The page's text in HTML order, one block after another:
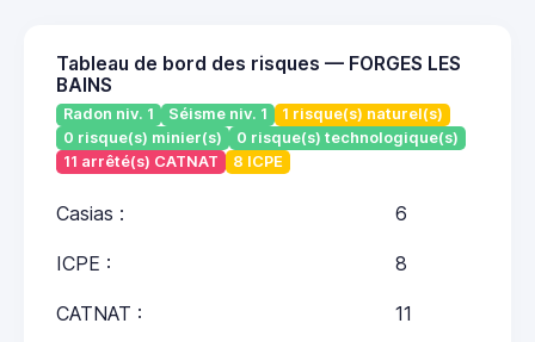
Tableau de bord des risques — FORGES LES
BAINS
Radon niv. 1 Séisme niv. 1
1 risque(s) naturel(s)
0 risque(s) minier(s)
0 risque(s) technologique(s)
11 arrêté(s) CATNAT
8 ICPE
Casias : 6
ICPE : 8
CATNAT : 11